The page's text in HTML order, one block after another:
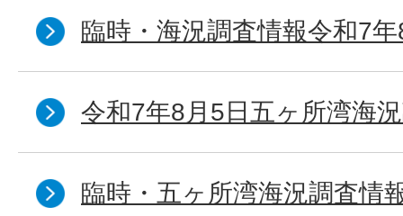
臨時・海況調査情報令和7
令和7年8月5日五ヶ所湾海
臨時・五ヶ所湾海況調査情